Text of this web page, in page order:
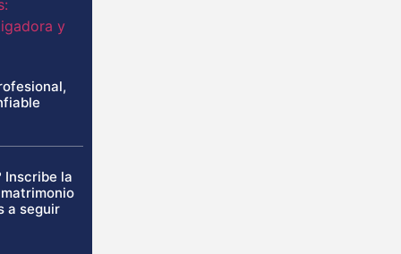
Inscribe la
a seguir